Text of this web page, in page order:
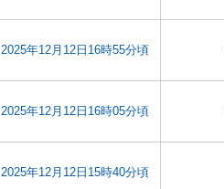
2025年12月12日16時55分頃
2025年12月12日16時05分頃
2025年12月12日15時40分頃